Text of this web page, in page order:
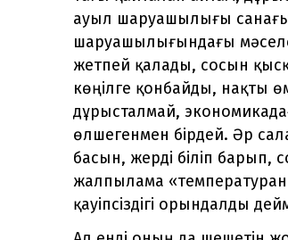
ауыл шаруашылығы
шаруашылығындағы
жетпей қалады, сосын
көңілге қонбайды, нақты
дұрысталмай,
өлшегенмен бірдей. Әр
басын, жерді біліп барып,
жалпылама
қауіпсіздігі орындалды